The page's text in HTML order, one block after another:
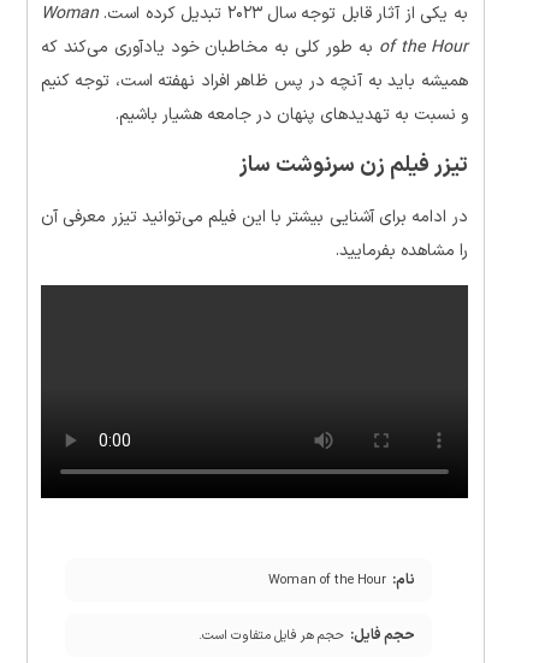
به یکی از آثار قابل توجه سال ۲۰۲۳ تبدیل کرده است.
Woman
of the Hour به طور کلی به مخاطبان خود یادآوری می‌کند که
همیشه باید به آنچه در پس ظاهر افراد نهفته است، توجه کنیم
و نسبت به تهدیدهای پنهان در جامعه هشیار باشیم.
تیزر فیلم زن سرنوشت‌ ساز
در ادامه برای آشنایی بیشتر با این فیلم می‌توانید تیزر معرفی آن
را مشاهده بفرمایید.
نام: Woman of the Hour
حجم فایل: حجم هر فایل متفاوت است.